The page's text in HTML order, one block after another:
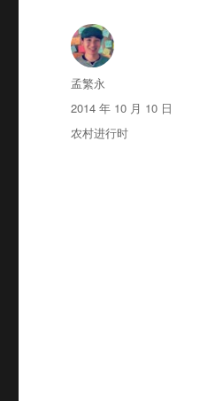
作
者
孟繁永
发
布
于
2014 年 10 月 10 日
分
农村进行时